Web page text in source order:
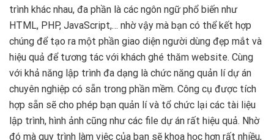
trình khác nhau, đa phần là các ngôn ngữ phổ biến như
HTML, PHP, JavaScript,… nhờ vậy mà bạn có thể kết hợp
chúng để tạo ra một phần giao diện người dùng đẹp mắt và
hiệu quả để tương tác với khách ghé thăm website. Cùng
với khả năng lập trình đa dạng là chức năng quản lí dự án
chuyên nghiệp có sẵn trong phần mềm. Công cụ được tích
hợp sẵn sẽ cho phép bạn quản lí và tổ chức lại các tài liệu
lập trình, hình ảnh cũng như các file dự án rất hiệu quả. Nhờ
đó mà quy trình làm việc của bạn sẽ khoa học hơn rất nhiều,